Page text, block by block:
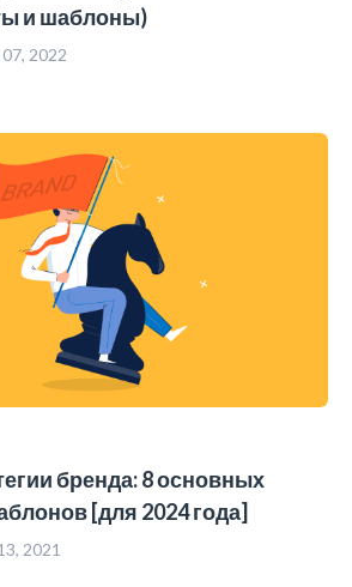
и шаблоны)
2022
бренда: 8 основных
[для 2024 года]
2021